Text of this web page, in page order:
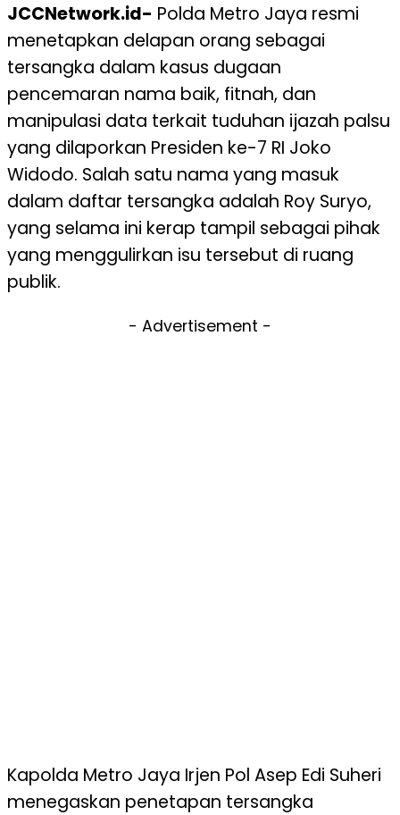
JCCNetwork.id- Polda Metro Jaya resmi
menetapkan delapan orang sebagai
tersangka dalam kasus dugaan
pencemaran nama baik, fitnah, dan
manipulasi data terkait tuduhan ijazah palsu
yang dilaporkan Presiden ke-7 RI Joko
Widodo. Salah satu nama yang masuk
dalam daftar tersangka adalah Roy Suryo,
yang selama ini kerap tampil sebagai pihak
yang menggulirkan isu tersebut di ruang
publik.
- Advertisement -
Kapolda Metro Jaya Irjen Pol Asep Edi Suheri
menegaskan penetapan tersangka